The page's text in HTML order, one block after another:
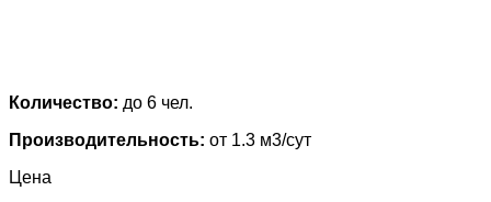
Количество: до 6 чел.
Производительность: от 1.3 м3/сут
Цена